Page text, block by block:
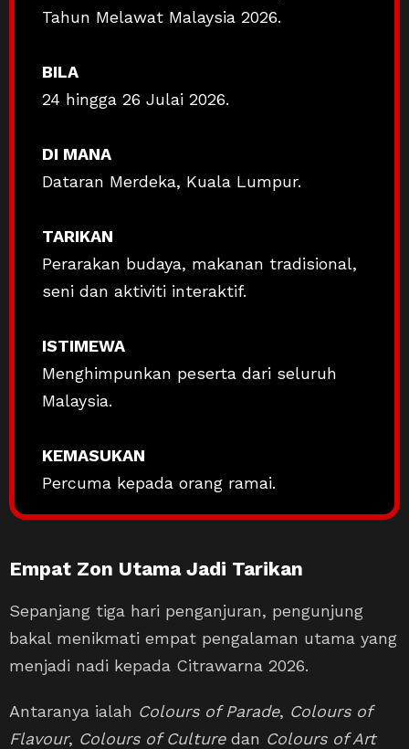
Tahun Melawat Malaysia 2026.
BILA
24 hingga 26 Julai 2026.
DI MANA
Dataran Merdeka, Kuala Lumpur.
TARIKAN
Perarakan budaya, makanan tradisional,
seni dan aktiviti interaktif.
ISTIMEWA
Menghimpunkan peserta dari seluruh
Malaysia.
KEMASUKAN
Percuma kepada orang ramai.
Empat Zon Utama Jadi Tarikan
Sepanjang tiga hari penganjuran, pengunjung
bakal menikmati empat pengalaman utama yang
menjadi nadi kepada Citrawarna 2026.
Antaranya ialah Colours of Parade, Colours of
Flavour, Colours of Culturedan Colours of Art